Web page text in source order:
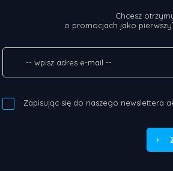
Chcesz
o promocjach jako
Zapisując się do naszego newslettera